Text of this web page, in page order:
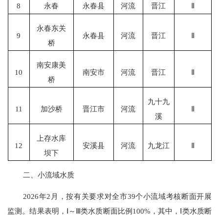
8 永春 永春县 河流 晋江 Ⅱ
9
永春东关
桥
永春县 河流 晋江 Ⅱ
10
南安康美
桥
南安市 河流 晋江 Ⅱ
11 加沙桥 晋江市 河流
九十九
溪
Ⅱ
12
上存水库
坝下
安溪县 河流 九龙江 Ⅱ
二、小流域水质
2026年2 月 ，按有关要求对全市39个小流域考核断面开展
监测。结果表明 ， Ⅰ～Ⅲ类水质断面比例100% ，其中， Ⅰ类水质断